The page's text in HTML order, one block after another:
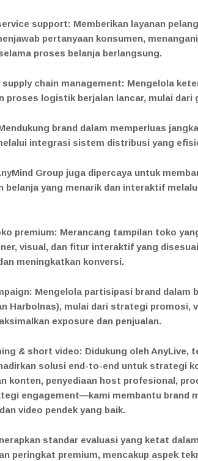
support: Memberikan layanan
pertanyaan konsumen,
proses belanja berlangsung.
supply chain management: Mengelola
proses logistik berjalan lancar, mulai dari
brand dalam memperluas
integrasi sistem distribusi yang
Group juga dipercaya untuk
belanja yang menarik dan interaktif
premium: Merancang tampilan toko
visual, dan fitur interaktif yang
meningkatkan konversi.
Mengelola partisipasi brand dalam
Harbolnas), mulai dari strategi
exposure dan penjualan.
& short video: Didukung oleh AnyLive,
solusi end-to-end untuk strategi
konten, penyediaan host profesional,
engagement—kami membantu brand
video pendek yang baik.
standar evaluasi yang ketat
peringkat premium, mencakup aspek